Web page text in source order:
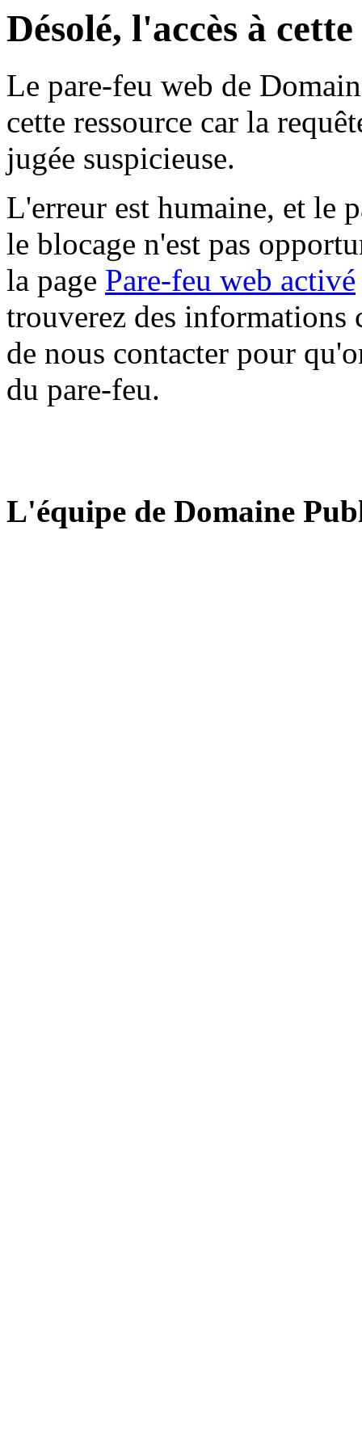
Désolé, l'accès à
Le pare-feu web de
cette ressource car la
jugée suspicieuse.
L'erreur est humaine, et le
le blocage n'est pas
la page Pare-feu web activé
trouverez des informations
de nous contacter pour
du pare-feu.
L'équipe de Domaine